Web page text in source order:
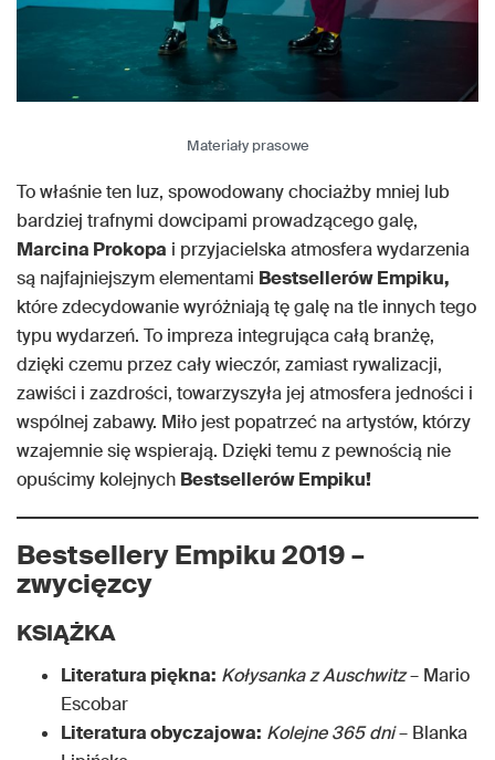
Materiały prasowe
To właśnie ten luz, spowodowany chociażby mniej lub
bardziej trafnymi dowcipami prowadzącego galę,
Marcina Prokopa i przyjacielska atmosfera wydarzenia
są najfajniejszym elementami Bestsellerów Empiku,
które zdecydowanie wyróżniają tę galę na tle innych tego
typu wydarzeń. To impreza integrująca całą branżę,
dzięki czemu przez cały wieczór, zamiast rywalizacji,
zawiści i zazdrości, towarzyszyła jej atmosfera jedności i
wspólnej zabawy. Miło jest popatrzeć na artystów, którzy
wzajemnie się wspierają. Dzięki temu z pewnością nie
opuścimy kolejnych Bestsellerów Empiku!
Bestsellery Empiku 2019 –
zwycięzcy
KSIĄŻKA
Literatura piękna: KołysankazAuschwitz– Mario
Escobar
Literatura obyczajowa: Kolejne 365 dni– Blanka